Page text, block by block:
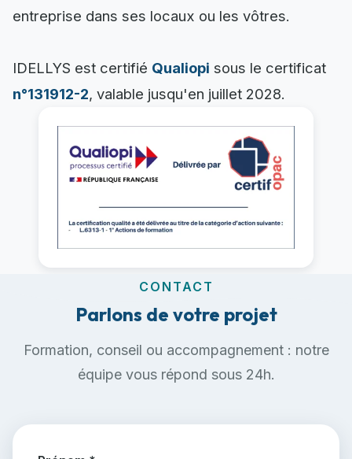
entreprise dans ses locaux ou les vôtres.
IDELLYS est certifié Qualiopi sous le certificat
n°131912-2, valable jusqu'en juillet 2028.
CONTACT
Parlons de votre projet
Formation, conseil ou accompagnement : notre
équipe vous répond sous 24h.